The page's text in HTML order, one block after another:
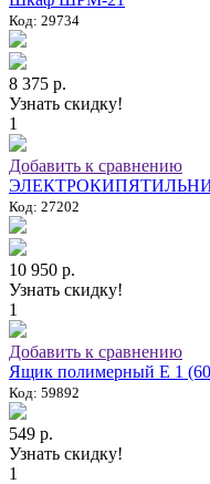
Код: 29734
8 375 р.
Узнать скидку!
1
Добавить к сравнению
Код: 27202
10 950 р.
Узнать скидку!
1
Добавить к сравнению
Ящик полимерный E 1
Код: 59892
549 р.
Узнать скидку!
1